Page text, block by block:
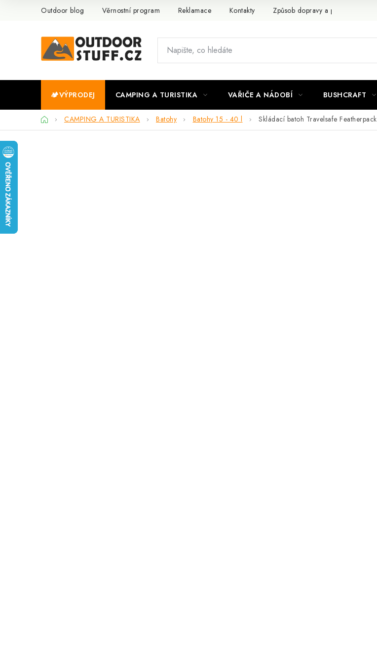
Outdoor blog Věrnostní program Reklamace Kontakty Způsob dopravy a platby
🏕️VÝPRODEJ CAMPING A TURISTIKA VAŘIČE A NÁDOBÍ BUSHCRAFT
DomůCAMPING A TURISTIKA Batohy Batohy 15 - 40 l Skládací batoh Travelsafe Featherpack